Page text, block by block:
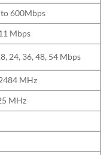
to 600Mbps
Mbps
24, 36, 48, 54 Mbps
MHz
MHz